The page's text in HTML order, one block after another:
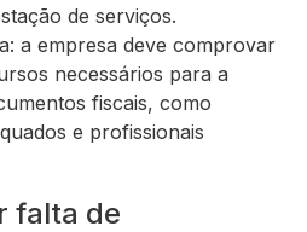
de serviços.
a empresa deve comprovar
necessários para a
fiscais, como
e profissionais
falta de